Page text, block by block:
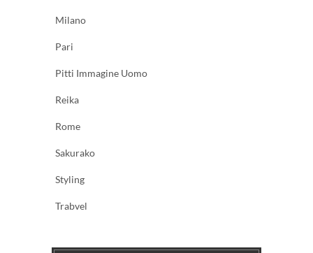
Milano
Pari
Pitti Immagine Uomo
Reika
Rome
Sakurako
Styling
Trabvel